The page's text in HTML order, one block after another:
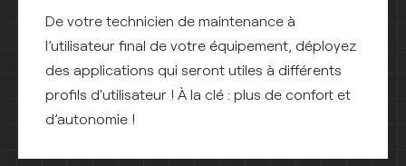
De votre technicien de maintenance à
l’utilisateur final de votre équipement, déployez
des applications qui seront utiles à différents
profils d'utilisateur ! À la clé : plus de confort et
d’autonomie !